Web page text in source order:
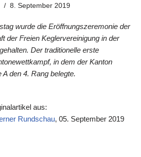
8. September 2019
wurde die Eröffnungszeremonie der
der Freien Keglervereinigung in der
Der traditionelle erste
in dem der Kanton
den 4. Rang belegte.
aus:
Rundschau, 05. September 2019